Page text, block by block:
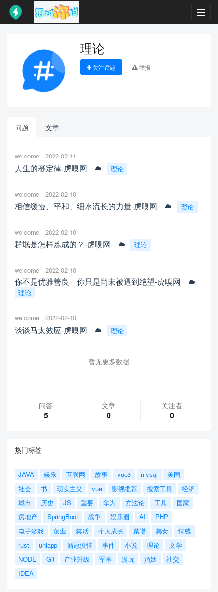
理论
关注话题 举报
问题 文章
welcome 2022-02-11
人生的幂定律-虎嗅网 理论
welcome 2022-02-10
相信缓慢、平和、细水流长的力量-虎嗅网 理论
welcome 2022-02-10
群氓是怎样炼成的？-虎嗅网 理论
welcome 2022-02-10
你不是优雅善良，你只是尚未被逼到绝望-虎嗅网
理论
welcome 2022-02-10
谈谈马太效应-虎嗅网 理论
暂无更多数据
问答
5
文章
0
关注者
0
热门标签
JAVA 娱乐 互联网 故事 vue3 mysql
美国
社会
书 现实主义 vue 影视推荐 搜索工具
经济
城市
历史 JS 重要 华为 方法论 工具
国家
房地产
SpringBoot 战争 娱乐圈 AI
PHP
电子游戏
创业 笑话 个人成长 菜谱 美女
情感
rust
uniapp 新冠疫情 事件 小说 理论
文学
NODE
Git 产业升级 军事 游玩 婚姻
社交
IDEA